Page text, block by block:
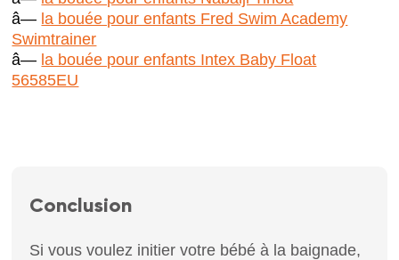
â— la bouée pour enfants Fred Swim Academy
Swimtrainer
â— la bouée pour enfants Intex Baby Float
56585EU
Conclusion
Si vous voulez initier votre bébé à la baignade,